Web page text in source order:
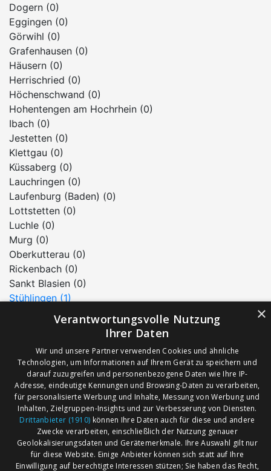
Dogern (0)
Eggingen (0)
Görwihl (0)
Grafenhausen (0)
Häusern (0)
Herrischried (0)
Höchenschwand (0)
Hohentengen am Hochrhein (0)
Ibach (0)
Jestetten (0)
Klettgau (0)
Küssaberg (0)
Lauchringen (0)
Laufenburg (Baden) (0)
Lottstetten (0)
Luchle (0)
Murg (0)
Oberkutterau (0)
Rickenbach (0)
Sankt Blasien (0)
Stühlingen (1)
Ühlingen-Birkendorf (0)
Waldshut-Tiengen (5)
Wehr (0)
Weilheim (0)
Wutach (0)
Wutöschingen (1)
AGB
Impressum
Märkte nach Bundesländern
Märkte nach PLZ
×
Verantwortungsvolle Nutzung
Ihrer Daten
Wir und unsere Partner verwenden Cookies und ähnliche
Technologien, um Informationen auf Ihrem Gerät zu speichern und
darauf zuzugreifen und personenbezogene Daten wie Ihre IP-
Adresse, eindeutige Kennungen und Browsing-Daten zu verarbeiten,
für personalisierte Werbung und Inhalte, Messung von Werbung und
Inhalten, Zielgruppen-Insights und zur Verbesserung von Diensten.
Drittanbieter (1910) können Ihre Daten auch für diese und andere
Zwecke verarbeiten, einschließlich der Nutzung genauer
Geolokalisierungsdaten und Gerätemerkmale. Ihre Auswahl gilt nur
für diese Website. Einige Anbieter können sich statt auf Ihre
Einwilligung auf berechtigte Interessen stützen; Sie haben das Recht,